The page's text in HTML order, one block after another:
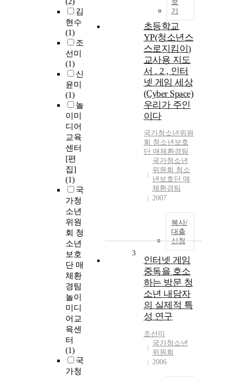
김
현수
(1)
조
선미
(1)
신
윤미
(1)
놀
이미
디어
교육
센터
[편
집]
(1)
국
가청
소년
위원
회 청
소년
보호
단 매
체환
경팀
놀이
미디
어교
육센
터
(1)
국
가청
보
기
초등학교
YP(청소년스
스로지킴이)
교사용 지도
서 . 2 , 인터
넷 게임 세상
(Cyber Space)
우리가 주인
이다
국가청소년위원
회 청소년보호
단 매체환경팀
국가청소년
위원회 청소
년보호단 매
체환경팀
2007
복사/
대출
신청
3
인터넷 게임
중독을 호소
하는 방문 청
소년 내담자
의 실제적 특
성 연구
조선미
국가청소년
위원회
2006